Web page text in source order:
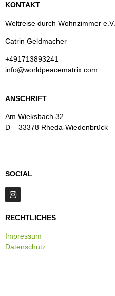
KONTAKT
Weltreise durch Wohnzimmer e.V.
Catrin Geldmacher
+491713893241
info@worldpeacematrix.com
ANSCHRIFT
Am Wieksbach 32
D – 33378 Rheda-Wiedenbrück
SOCIAL
RECHTLICHES
Impressum
Datenschutz